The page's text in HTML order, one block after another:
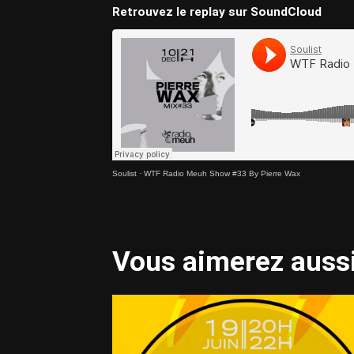
Retrouvez le replay sur SoundCloud
Soulist · WTF Radio Meuh Show #33 By Pierre Wax
Vous aimerez